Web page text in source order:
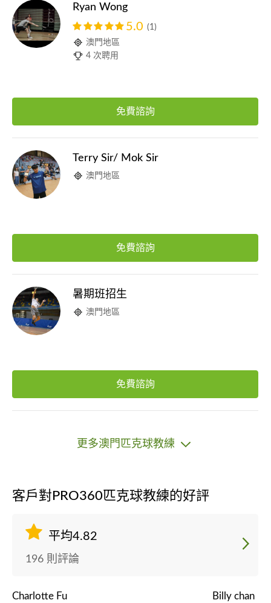
Ryan Wong
5.0 (1)
澳門地區
4 次聘用
免費諮詢
Terry Sir/ Mok Sir
澳門地區
免費諮詢
暑期班招生
澳門地區
免費諮詢
更多澳門匹克球教練
客戶對PRO360匹克球教練的好評
平均4.82
196 則評論
Charlotte Fu Billy chan